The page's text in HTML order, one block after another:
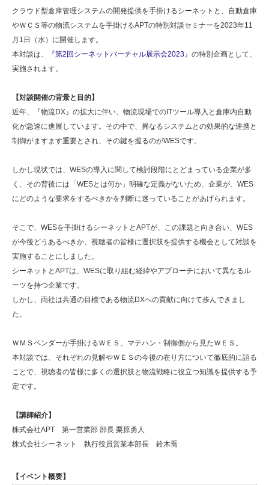
クラウド型倉庫管理システムの開発提供を手掛けるシーネットと、自動倉庫
やＷＣＳ等の物流システムを手掛けるAPTの特別対談セミナーを2023年11
月1日（水）に開催します。
本対談は、
『第2回シーネットバーチャル展示会2023』 の特別企画として、
実施されます。
【対談開催の背景と目的】
近年、『物流DX』の拡大に伴い、物流現場でのITツール導入と倉庫内自動
化が急速に進展しています。その中で、異なるシステムとの効果的な連携と
制御がますます重要とされ、その鍵を握るのがWESです。
しかし現状では、WESの導入に関して検討段階にとどまっている企業が多
く、その背後には「WESとは何か」明確な定義がないため、企業が、WES
にどのような要求をするべきかを判断に迷っていることがあげられます。
そこで、WESを手掛けるシーネットとAPTが、この課題と向き合い、WES
が今後どうあるべきか、視聴者の皆様に選択肢を提供する機会として対談を
実施することにしました。
シーネットとAPTは、WESに取り組む経緯やアプローチにおいて異なるル
ーツを持つ企業です。
しかし、両社は共通の目標である物流DXへの貢献に向けて歩んできまし
た。
ＷＭＳベンダーが手掛けるＷＥＳ、マテハン・制御側から見たＷＥＳ。
本対談では、それぞれの見解やＷＥＳの今後の在り方について徹底的に語る
ことで、視聴者の皆様に多くの選択肢と物流戦略に役立つ知識を提供する予
定です。
【講師紹介】
株式会社APT 第一営業部 部長 栗原勇人
株式会社シーネット 執行役員営業本部長 鈴木喬
【イベント概要】